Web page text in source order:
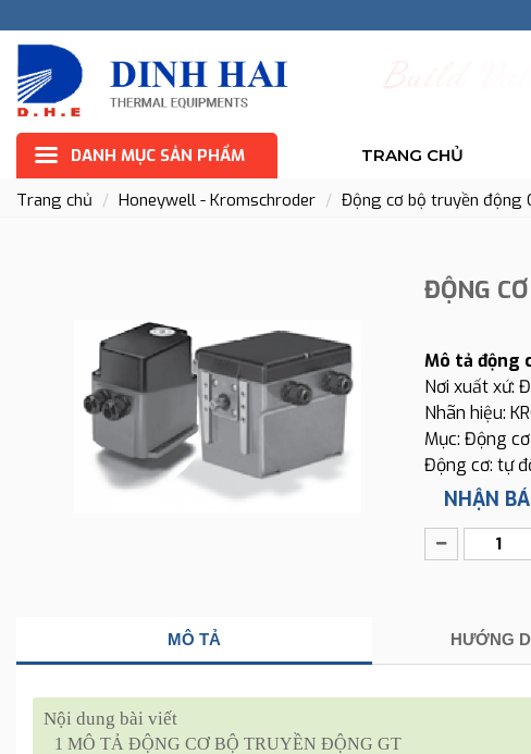
DANH MỤC SẢN PHẨM TRANG CHỦ
Trang chủ Honeywell - Kromschroder Động cơ bộ truyền động
ĐỘNG
Mô tả động
Nơi xuất xứ:
Nhãn hiệu:
Mục: Động
Động cơ: tự
NHẬN
MÔ TẢ HƯỚNG
Nội dung bài viết
1 MÔ TẢ ĐỘNG CƠ BỘ TRUYỀN ĐỘNG GT